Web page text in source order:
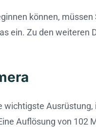
können,
ein. Zu den
wichtigste
Auflösung von 102